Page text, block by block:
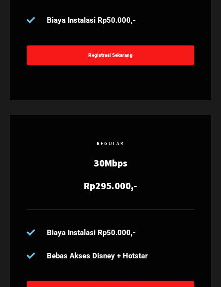
Biaya Instalasi Rp50.000,-
Registrasi Sekarang
REGULAR
30Mbps
Rp295.000,-
Biaya Instalasi Rp50.000,-
Bebas Akses Disney + Hotstar